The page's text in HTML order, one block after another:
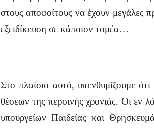
στους αποφοίτους να έχουν μεγάλες
εξειδίκευση σε κάποιον τομέα…
Στο πλαίσιο αυτό, υπενθυμίζουμε
θέσεων της περσινής χρονιάς. Οι εν
υπουργείων Παιδείας και